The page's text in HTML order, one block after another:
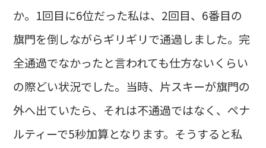
か。1回目に6位だった私は、2回目、6番目の
旗門を倒しながらギリギリで通過しました。完
全通過でなかったと言われても仕方ないくらい
の際どい状況でした。当時、片スキーが旗門の
外へ出ていたら、それは不通過ではなく、ペナ
ルティーで5秒加算となります。そうすると私